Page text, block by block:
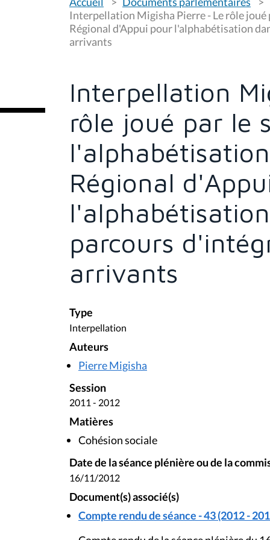
o
u
s
ê
t
Interpellation Migisha Pierre - Le rôle
Régional d'Appui pour l'alphabétisation
arrivants
Interpellation
rôle joué par le
Régional
parcours
arrivants
Type
Interpellation
Auteurs
Pierre Migisha
Session
2011 - 2012
Matières
Cohésion sociale
Date de la séance plénière ou de la
16/11/2012
Document(s) associé(s)
Compte rendu de séance - 43 (2012 -